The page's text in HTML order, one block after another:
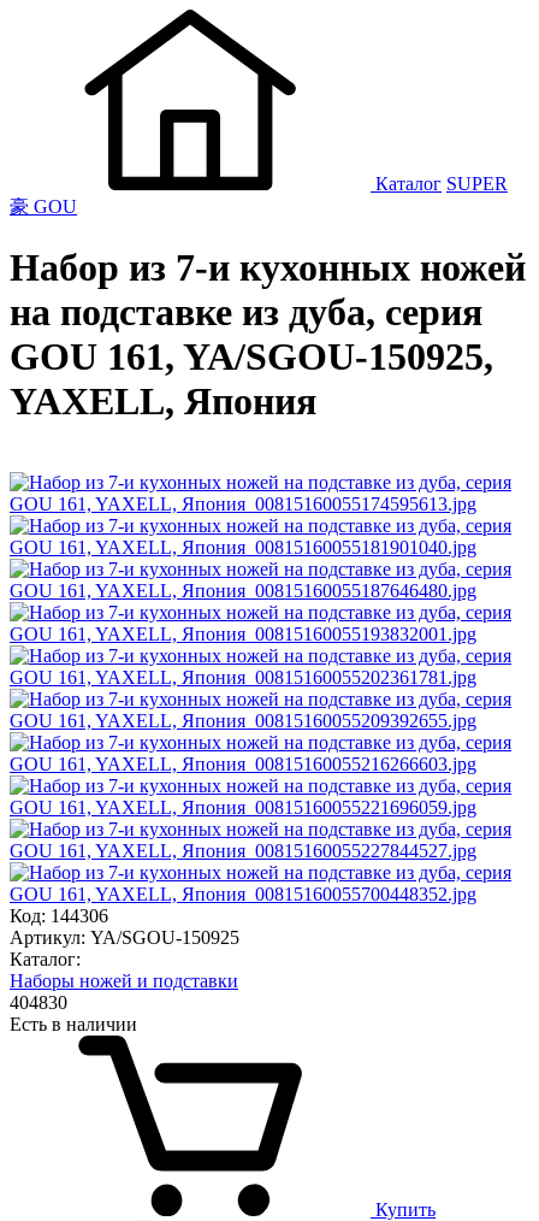
Каталог SUPER
豪 GOU
Набор из 7-и кухонных ножей
на подставке из дуба, серия
GOU 161, YA/SGOU-150925,
YAXELL, Япония
Код: 144306
Артикул: YA/SGOU-150925
Каталог:
Наборы ножей и подставки
404830
Есть в наличии
Купить